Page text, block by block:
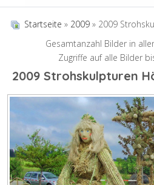
Startseite » 2009 » 2009
Gesamtanzahl Bilder in
Zugriffe auf alle Bilder
2009 Strohskulpturen